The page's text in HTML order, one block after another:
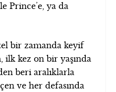
Prince’e, ya da
bir zamanda keyif
ilk kez on bir yaşında
beri aralıklarla
ve her defasında